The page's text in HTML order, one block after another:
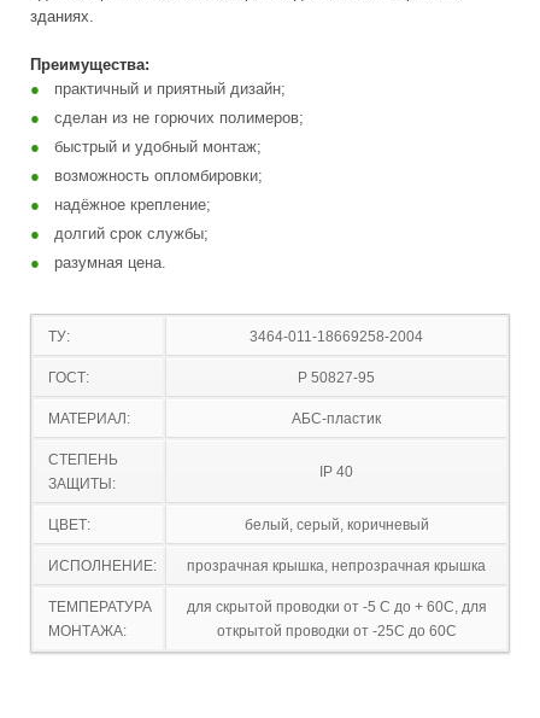
зданиях.
Преимущества:
практичный и приятный дизайн;
сделан из не горючих полимеров;
быстрый и удобный монтаж;
возможность опломбировки;
надёжное крепление;
долгий срок службы;
разумная цена.
ТУ: 3464-011-18669258-2004
ГОСТ: P 50827-95
МАТЕРИАЛ: АБС-пластик
СТЕПЕНЬ
ЗАЩИТЫ:
IP 40
ЦВЕТ: белый, серый, коричневый
ИСПОЛНЕНИЕ: прозрачная крышка, непрозрачная крышка
ТЕМПЕРАТУРА
МОНТАЖА:
для скрытой проводки от -5 С до + 60С, для
открытой проводки от -25С до 60С